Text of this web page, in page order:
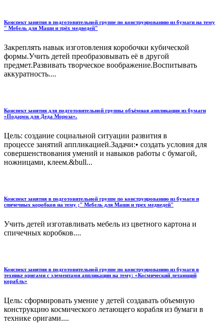
Конспект занятия в подготовительной группе по конструированию из бумаги на тему
" Мебель для Маши и трёх медведей"
Закреплять навык изготовления коробочки кубической
формы.Учить детей преобразовывать её в другой
предмет.Развивать творческое воображение.Воспитывать
аккуратность....
Конспект занятия для подготовительной группы объёмная аппликация из бумаги
«Подарок для Деда Мороза».
Цель: создание социальной ситуации развития в
процессе занятий аппликацией.Задачи:• создать условия для
совершенствования умений и навыков работы с бумагой,
ножницами, клеем.&bull...
Конспект занятия в подготовительной группе по конструированию из бумаги и
спичечных коробков на тему ;" Мебель для Маши и трех медведей"
Учить детей изготавливать мебель из цветного картона и
спичечных коробков....
Конспект занятия в подготовительной группе по конструированию из бумаги в
технике оригами с элементами аппликации на тему: «Космический летающий
корабль»
Цель: сформировать умение у детей создавать объемную
конструкцию космического летающего корабля из бумаги в
технике оригами....